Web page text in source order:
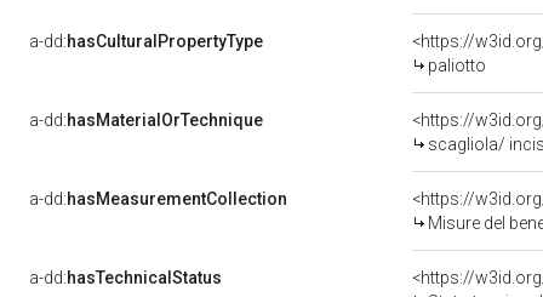
a-dd:hasCulturalPropertyType
<https://
paliotto
a-dd:hasMaterialOrTechnique
<https://
scagliola/
a-dd:hasMeasurementCollection
<https://
Misure del
a-dd:hasTechnicalStatus
<https://